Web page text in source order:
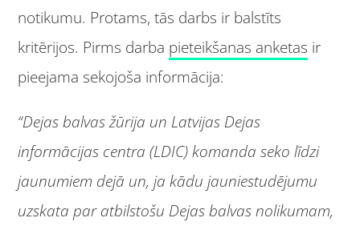
notikumu. Protams, tās darbs ir balstīts
kritērijos. Pirms darba pieteikšanas anketas ir
pieejama sekojoša informācija:
“Dejas balvas žūrija un Latvijas Dejas
informācijas centra (LDIC) komanda seko līdzi
jaunumiem dejā un, ja kādu jauniestudējumu
uzskata par atbilstošu Dejas balvas nolikumam,